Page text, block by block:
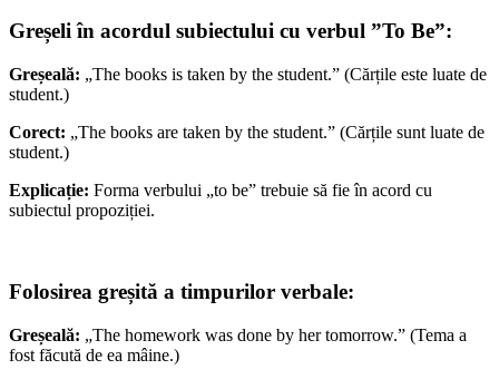
Greșeli în acordul subiectului cu verbul ”To Be”:
Greșeală: „The books is taken by the student.” (Cărțile este luate de
student.)
Corect: „The books are taken by the student.” (Cărțile sunt luate de
student.)
Explicație: Forma verbului „to be” trebuie să fie în acord cu
subiectul propoziției.
Folosirea greșită a timpurilor verbale:
Greșeală: „The homework was done by her tomorrow.” (Tema a
fost făcută de ea mâine.)